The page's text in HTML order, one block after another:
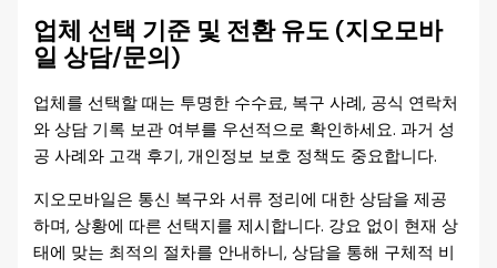
업체 선택 기준 및 전환 유도 (지오모바
일 상담/문의)
업체를 선택할 때는 투명한 수수료, 복구 사례, 공식 연락처
와 상담 기록 보관 여부를 우선적으로 확인하세요. 과거 성
공 사례와 고객 후기, 개인정보 보호 정책도 중요합니다.
지오모바일은 통신 복구와 서류 정리에 대한 상담을 제공
하며, 상황에 따른 선택지를 제시합니다. 강요 없이 현재 상
태에 맞는 최적의 절차를 안내하니, 상담을 통해 구체적 비